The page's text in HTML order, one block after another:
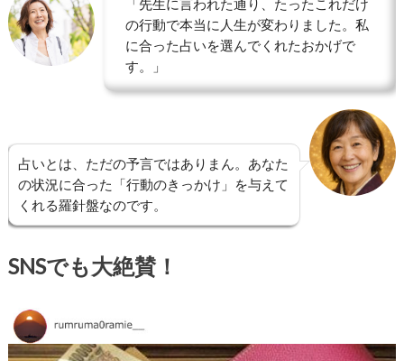
「先生に言われた通り、たったこれだけ
の行動で本当に人生が変わりました。私
に合った占いを選んでくれたおかげで
す。」
占いとは、ただの予言ではありまん。あなた
の状況に合った「行動のきっかけ」を与えて
くれる羅針盤なのです。
SNSでも大絶賛！